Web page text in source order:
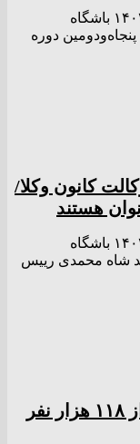
به گزارش کاوک نیوز ۱۰:۱۱ – ۱۹ آذر ۱۴۰۴ باشگاه
دوره
وکالت کانون وکلا/
به گزارش کاوک نیوز ۱۷:۰۷ – ۱۲ آذر ۱۴۰۴ باشگاه
شاه محمدی رییس
آمار ثبت نام در آزمون دکتری از ۱۱۸ هزار نفر